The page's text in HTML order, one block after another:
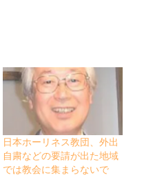
日本ホーリネス教団、外出
自粛などの要請が出た地域
では教会に集まらないで